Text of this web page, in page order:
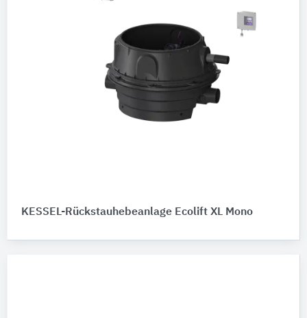
KESSEL-Rückstauhebeanlage Ecolift XL Mono